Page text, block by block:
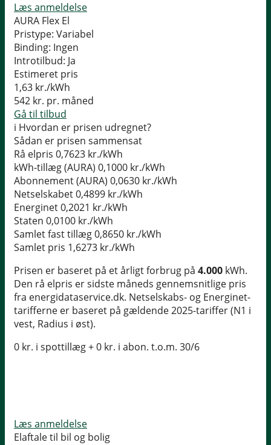
Læs anmeldelse
AURA Flex El
Pristype: Variabel
Binding: Ingen
Introtilbud: Ja
Estimeret pris
1,63 kr./kWh
542 kr. pr. måned
Gå til tilbud
i Hvordan er prisen udregnet?
Sådan er prisen sammensat
Rå elpris 0,7623 kr./kWh
kWh-tillæg (AURA) 0,1000 kr./kWh
Abonnement (AURA) 0,0630 kr./kWh
Netselskabet0,4899 kr./kWh
Energinet0,2021 kr./kWh
Staten 0,0100 kr./kWh
Samlet fast tillæg0,8650 kr./kWh
Samlet pris 1,6273 kr./kWh
Prisen er baseret på et årligt forbrug på 4.000 kWh.
Den rå elpris er sidste måneds gennemsnitlige pris
fra energidataservice.dk. Netselskabs- og Energinet-
tarifferne er baseret på gældende 2025-tariffer (N1 i
vest, Radius i øst).
0 kr. i spottillæg + 0 kr. i abon. t.o.m. 30/6
Læs anmeldelse
Elaftale til bil og bolig